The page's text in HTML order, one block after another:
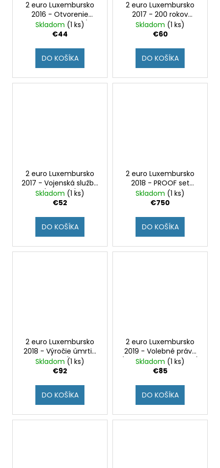
2 euro Luxembursko
2016 - Otvorenie
mostu Charlotte (BU
kvalita)
Skladom (1 ks)
€44
DO KOŠÍKA
2 euro Luxembursko
2017 - 200 rokov
Guillaumea III. (BU
kvalita)
Skladom (1 ks)
€60
DO KOŠÍKA
2 euro Luxembursko
2017 - Vojenská služba
(BU karta)
Skladom (1 ks)
€52
DO KOŠÍKA
2 euro Luxembursko
2018 - PROOF set
2016-2018
Skladom (1 ks)
€750
DO KOŠÍKA
2 euro Luxembursko
2018 - Výročie úmrtia
Guillauma I. (BU karta
- znak most)
Skladom (1 ks)
€92
DO KOŠÍKA
2 euro Luxembursko
2019 - Volebné právo
(BU karta - znak most)
Skladom (1 ks)
€85
DO KOŠÍKA